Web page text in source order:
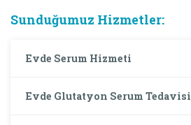
Sunduğumuz Hizmetler:
Evde Serum Hizmeti
Evde Glutatyon Serum Tedavisi